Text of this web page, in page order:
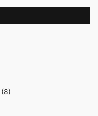
(8)